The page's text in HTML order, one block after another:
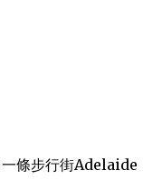
一條步行街Adelaide